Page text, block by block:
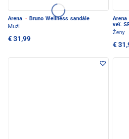
Arena · Bruno Wellness sandále
Muži
€ 31,99
Arena
veï.
Ženy
€